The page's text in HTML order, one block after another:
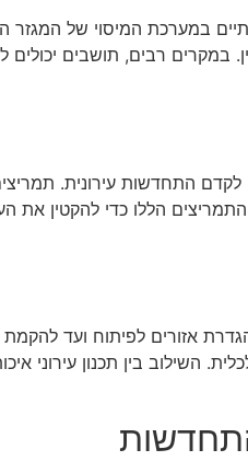
במערכת המיסוי של המגזר
במקרים רבים, תושבים
התחדשות עירונית.
הללו כדי להקטין את
אזורים לפיתוח ועד
השילוב בין תכנון עירוני